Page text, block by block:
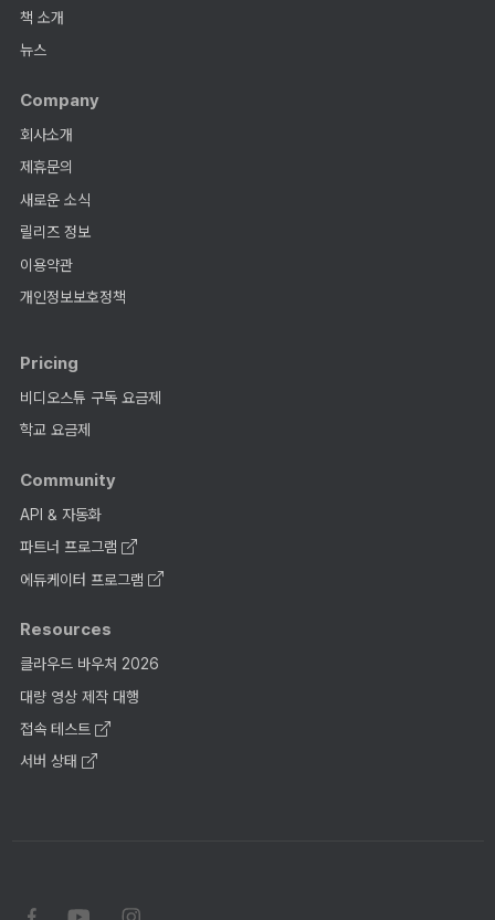
책 소개
뉴스
Company
회사소개
제휴문의
새로운 소식
릴리즈 정보
이용약관
개인정보보호정책
Pricing
비디오스튜 구독 요금제
학교 요금제
Community
API & 자동화
파트너 프로그램
에듀케이터 프로그램
Resources
클라우드 바우처 2026
대량 영상 제작 대행
접속 테스트
서버 상태